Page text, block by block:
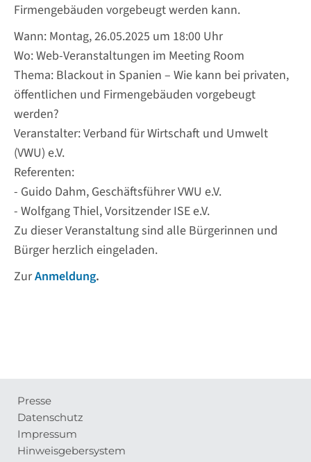
Firmengebäuden vorgebeugt werden kann.
Wann: Montag, 26.05.2025 um 18:00 Uhr
Wo: Web-Veranstaltungen im Meeting Room
Thema: Blackout in Spanien – Wie kann bei privaten,
öffentlichen und Firmengebäuden vorgebeugt
werden?
Veranstalter: Verband für Wirtschaft und Umwelt
(VWU) e.V.
Referenten:
- Guido Dahm, Geschäftsführer VWU e.V.
- Wolfgang Thiel, Vorsitzender ISE e.V.
Zu dieser Veranstaltung sind alle Bürgerinnen und
Bürger herzlich eingeladen.
ZurAnmeldung.
Meta-
Navigation
Presse
Datenschutz
Impressum
Hinweisgebersystem